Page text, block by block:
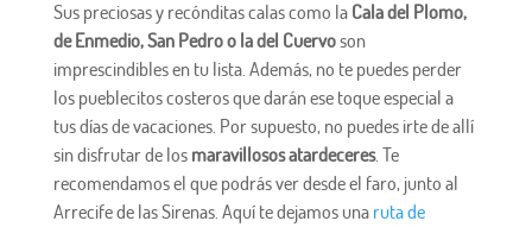
Sus preciosas y recónditas calas como la Cala del Plomo,
de Enmedio, San Pedro o la del Cuervoson
imprescindibles en tu lista. Además, no te puedes perder
los pueblecitos costeros que darán ese toque especial a
tus días de vacaciones. Por supuesto, no puedes irte de allí
sin disfrutar de los maravillosos atardeceres. Te
recomendamos el que podrás ver desde el faro, junto al
Arrecife de las Sirenas. Aquí te dejamos una ruta de